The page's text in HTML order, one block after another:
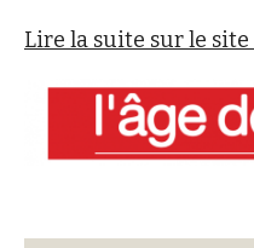
Lire la suite sur le site